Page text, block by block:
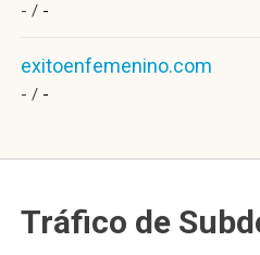
- / -
exitoenfemenino.com
- / -
Tráfico de